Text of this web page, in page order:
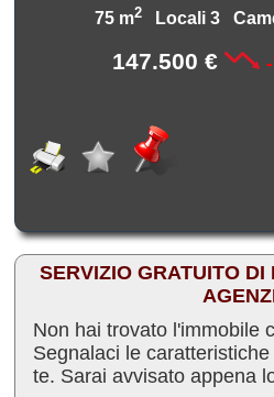
75 m2Locali 3
147.500 €
SERVIZIO GRATUITO DI
Non hai trovato l'immobile
Segnalaci le
te. Sarai avvisato appena